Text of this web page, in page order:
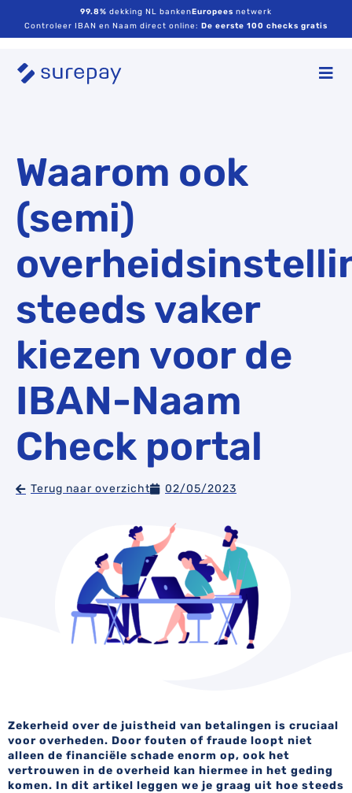
99.8% dekking NL bankenEuropees netwerk
Controleer IBAN en Naam direct online: De eerste 100 checks gratis
Waarom ook
(semi)
steeds vaker
kiezen voor de
IBAN-Naam
Check portal
Terug naar overzicht 02/05/2023
Zekerheid over de juistheid van betalingen is cruciaal
voor overheden. Door fouten of fraude loopt niet
alleen de financiële schade enorm op, ook het
vertrouwen in de overheid kan hiermee in het geding
komen. In dit artikel leggen we je graag uit hoe steeds